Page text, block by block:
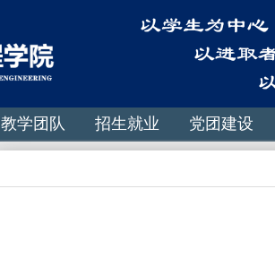
教学团队 招生就业 党团建设